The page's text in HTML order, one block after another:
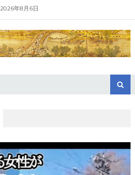
2026年8月6日